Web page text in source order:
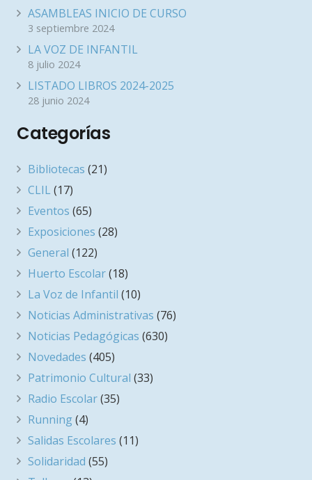
ASAMBLEAS INICIO DE CURSO
3 septiembre 2024
LA VOZ DE INFANTIL
8 julio 2024
LISTADO LIBROS 2024-2025
28 junio 2024
Categorías
Bibliotecas (21)
CLIL (17)
Eventos (65)
Exposiciones (28)
General (122)
Huerto Escolar(18)
La Voz de Infantil (10)
Noticias Administrativas (76)
Noticias Pedagógicas (630)
Novedades (405)
Patrimonio Cultural (33)
Radio Escolar(35)
Running(4)
Salidas Escolares (11)
Solidaridad (55)